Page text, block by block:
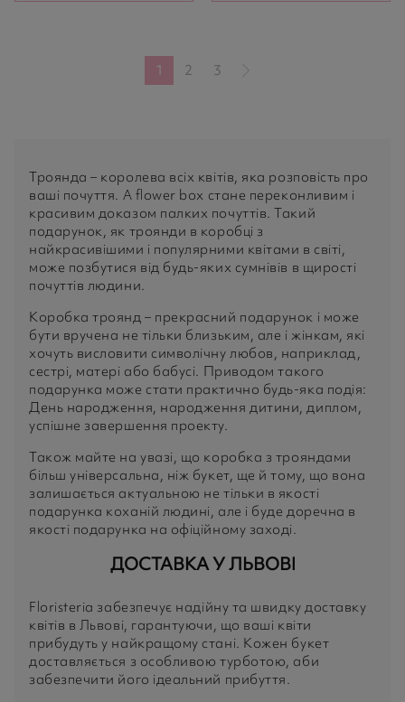
1 2 3
Троянда – королева всіх квітів, яка розповість про
ваші почуття. А flower box стане переконливим і
красивим доказом палких почуттів. Такий
подарунок, як троянди в коробці з
найкрасивішими і популярними квітами в світі,
може позбутися від будь-яких сумнівів в щирості
почуттів людини.
Коробка троянд – прекрасний подарунок і може
бути вручена не тільки близьким, але і жінкам, які
хочуть висловити символічну любов, наприклад,
сестрі, матері або бабусі. Приводом такого
подарунка може стати практично будь-яка подія:
День народження, народження дитини, диплом,
успішне завершення проекту.
Також майте на увазі, що коробка з трояндами
більш універсальна, ніж букет, ще й тому, що вона
залишається актуальною не тільки в якості
подарунка коханій людині, але і буде доречна в
якості подарунка на офіційному заході.
ДОСТАВКА У ЛЬВОВІ
Floristeria забезпечує надійну та швидку доставку
квітів в Львові, гарантуючи, що ваші квіти
прибудуть у найкращому стані. Кожен букет
доставляється з особливою турботою, аби
забезпечити його ідеальний прибуття.